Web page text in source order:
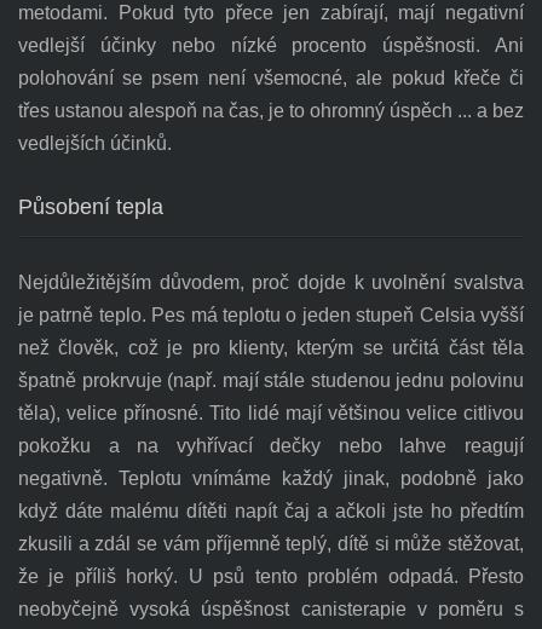
metodami. Pokud tyto přece jen zabírají, mají negativní
vedlejší účinky nebo nízké procento úspěšnosti. Ani
polohování se psem není všemocné, ale pokud křeče či
třes ustanou alespoň na čas, je to ohromný úspěch ... a bez
vedlejších účinků.
Působení tepla
Nejdůležitějším důvodem, proč dojde k uvolnění svalstva
je patrně teplo. Pes má teplotu o jeden stupeň Celsia vyšší
než člověk, což je pro klienty, kterým se určitá část těla
špatně prokrvuje (např. mají stále studenou jednu polovinu
těla), velice přínosné. Tito lidé mají většinou velice citlivou
pokožku a na vyhřívací dečky nebo lahve reagují
negativně. Teplotu vnímáme každý jinak, podobně jako
když dáte malému dítěti napít čaj a ačkoli jste ho předtím
zkusili a zdál se vám příjemně teplý, dítě si může stěžovat,
že je příliš horký. U psů tento problém odpadá. Přesto
neobyčejně vysoká úspěšnost canisterapie v poměru s